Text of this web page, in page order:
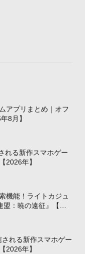
アプリまとめ｜オフ
8月】
れる新作スマホゲー
2026年】
機能！ライトカジュ
：暁の遠征』【最
される新作スマホゲー
2026年】